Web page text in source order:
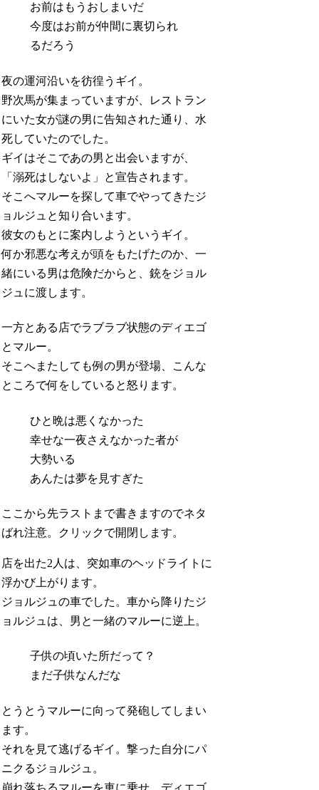
お前はもうおしまいだ
今度はお前が仲間に裏切られ
るだろう
夜の運河沿いを彷徨うギイ。
野次馬が集まっていますが、レストラン
にいた女が謎の男に告知された通り、水
死していたのでした。
ギイはそこであの男と出会いますが、
「溺死はしないよ」と宣告されます。
そこへマルーを探して車でやってきたジ
ョルジュと知り合います。
彼女のもとに案内しようというギイ。
何か邪悪な考えが頭をもたげたのか、一
緒にいる男は危険だからと、銃をジョル
ジュに渡します。
一方とある店でラブラブ状態のディエゴ
とマルー。
そこへまたしても例の男が登場、こんな
ところで何をしていると怒ります。
ひと晩は悪くなかった
幸せな一夜さえなかった者が
大勢いる
あんたは夢を見すぎた
ここから先ラストまで書きますのでネタ
ばれ注意。クリックで開閉します。
店を出た2人は、突如車のヘッドライトに
浮かび上がります。
ジョルジュの車でした。車から降りたジ
ョルジュは、男と一緒のマルーに逆上。
子供の頃いた所だって？
まだ子供なんだな
とうとうマルーに向って発砲してしまい
ます。
それを見て逃げるギイ。撃った自分にパ
ニクるジョルジュ。
崩れ落ちるマルーを車に乗せ、ディエゴ